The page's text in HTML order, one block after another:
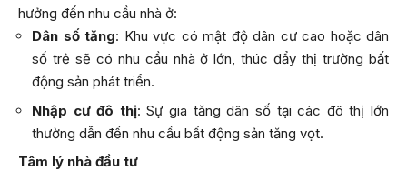
hưởng đến nhu cầu nhà ở:
Dân số tăng: Khu vực có mật độ dân cư cao hoặc dân
số trẻ sẽ có nhu cầu nhà ở lớn, thúc đẩy thị trường bất
động sản phát triển.
Nhập cư đô thị: Sự gia tăng dân số tại các đô thị lớn
thường dẫn đến nhu cầu bất động sản tăng vọt.
Tâm lý nhà đầu tư